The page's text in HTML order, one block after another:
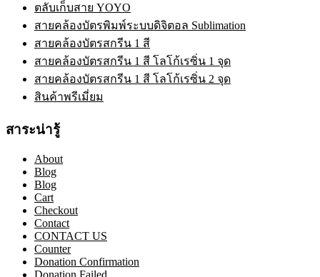
ตลับเก็บสาย YOYO
สายคล้องบัตรพิมพ์ระบบดิจิตอล Sublimation
สายคล้องบัตรสกรีน 1 สี
สายคล้องบัตรสกรีน 1 สี โลโก้เรซิ่น 1 จุด
สายคล้องบัตรสกรีน 1 สี โลโก้เรซิ่น 2 จุด
สินค้าพรีเมี่ยม
สาระน่ารู้
About
Blog
Blog
Cart
Checkout
Contact
CONTACT US
Counter
Donation Confirmation